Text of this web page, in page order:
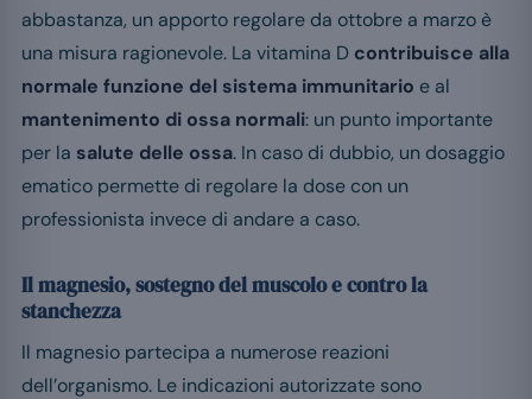
abbastanza, un apporto regolare da ottobre a marzo è
una misura ragionevole. La vitamina D contribuisce alla
normale funzione del sistema immunitario e al
mantenimento di ossa normali: un punto importante
per la salute delle ossa. In caso di dubbio, un dosaggio
ematico permette di regolare la dose con un
professionista invece di andare a caso.
Il magnesio, sostegno del muscolo e contro la
stanchezza
Il magnesio partecipa a numerose reazioni
dell’organismo. Le indicazioni autorizzate sono